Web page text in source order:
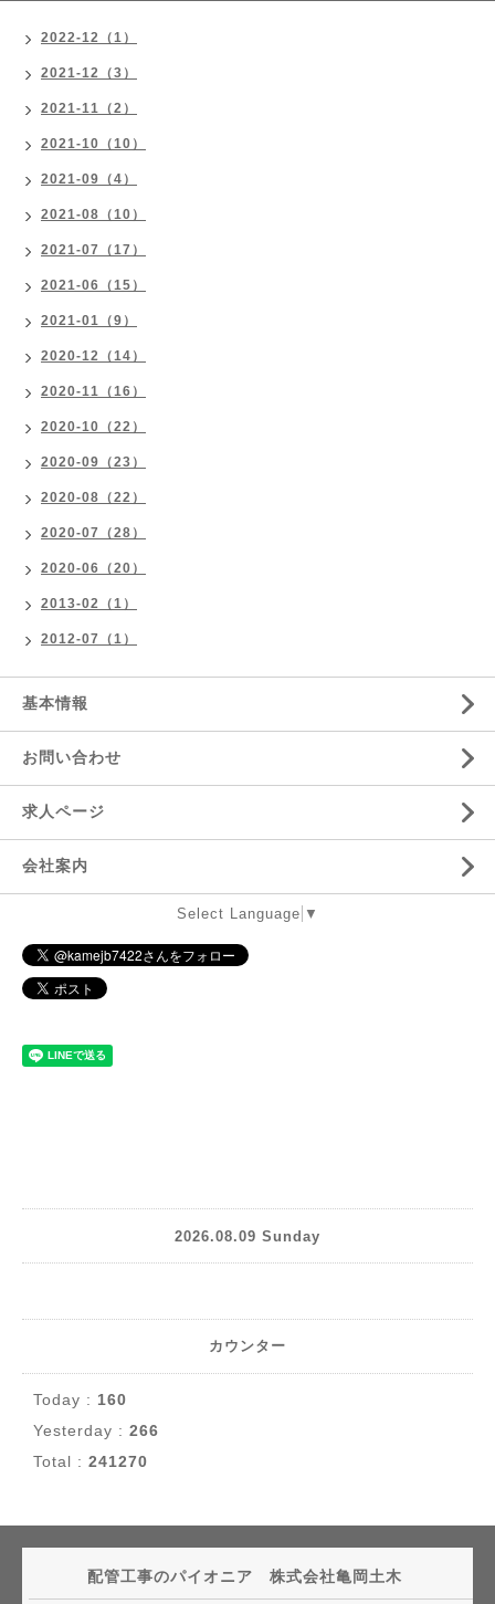
2022-12（1）
2021-12（3）
2021-11（2）
2021-10（10）
2021-09（4）
2021-08（10）
2021-07（17）
2021-06（15）
2021-01（9）
2020-12（14）
2020-11（16）
2020-10（22）
2020-09（23）
2020-08（22）
2020-07（28）
2020-06（20）
2013-02（1）
2012-07（1）
基本情報
お問い合わせ
求人ページ
会社案内
Select Language ▼
2026.08.09 Sunday
カウンター
Today : 160
Yesterday : 266
Total : 241270
配管工事のパイオニア 株式会社亀岡土木